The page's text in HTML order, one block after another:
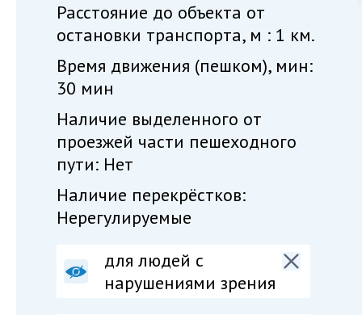
Расстояние до объекта от
остановки транспорта, м : 1 км.
Время движения (пешком), мин:
30 мин
Наличие выделенного от
проезжей части пешеходного
пути: Нет
Наличие перекрёстков:
Нерегулируемые
для людей с
нарушениями зрения